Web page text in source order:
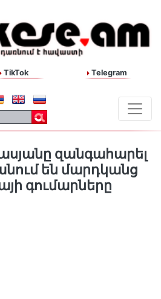
TikTok Telegram
զանգահարել
են մարդկանց
գումարները